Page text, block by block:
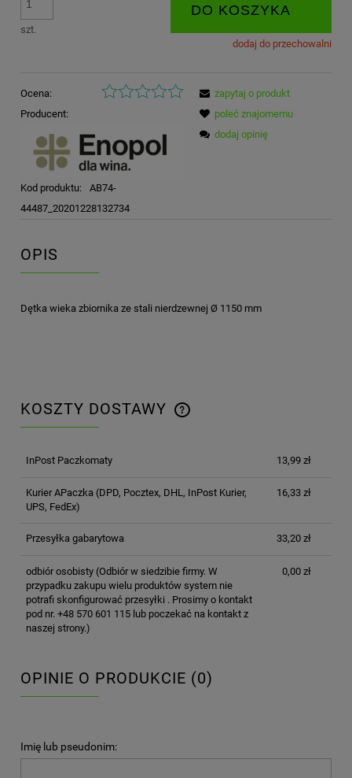
szt.
DO KOSZYKA
dodaj do przechowalni
Ocena:
Producent:
Kod produktu:
AB74-
44487_20201228132734
zapytaj o produkt
poleć znajomemu
dodaj opinię
OPIS
Dętka wieka zbiornika ze stali nierdzewnej Ø 1150 mm
KOSZTY DOSTAWY
CENA NIE ZAWIERA EWENTUALNYCH KOSZTÓW
InPost Paczkomaty 13,99 zł
Kurier APaczka(DPD, Pocztex, DHL, InPost Kurier,
UPS, FedEx)
16,33 zł
Przesyłka gabarytowa 33,20 zł
odbiór osobisty(Odbiór w siedzibie firmy. W
przypadku zakupu wielu produktów system nie
potrafi skonfigurować przesyłki . Prosimy o kontakt
pod nr. +48 570 601 115 lub poczekać na kontakt z
naszej strony.)
0,00 zł
OPINIE O PRODUKCIE (0)
Imię lub pseudonim: